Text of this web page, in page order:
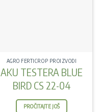
AGRO FERTICROP PROIZVODI
AKU TESTERA BLUE
BIRD CS 22-04
PROČITAJTE JOŠ